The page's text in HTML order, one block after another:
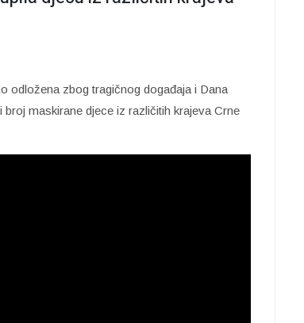
odložena zbog tragičnog događaja i Dana
maskirane djece iz različitih krajeva Crne